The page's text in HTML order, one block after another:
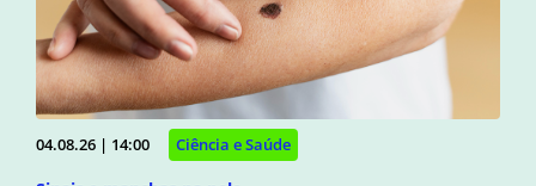
04.08.26 | 14:00 Ciência e Saúde